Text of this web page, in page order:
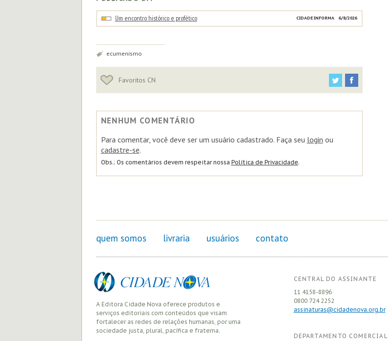
Um encontro histórico e profético CIDADE INFORMA 6/8/2026
Tags:ecumenismo
Favoritos CN
NENHUM COMENTÁRIO
Para comentar, você deve ser um usuário cadastrado. Faça seu login ou
cadastre-se.
Obs.: Os comentários devem respeitar nossa Política de Privacidade.
quem somos livraria usuários contato
A Editora Cidade Nova oferece produtos e
serviços editoriais com conteúdos que visam
fortalecer as redes de relações humanas, por uma
sociedade justa, plural, pacífica e fraterna.
CENTRAL DO ASSINANTE
11 4158-8896
0800 724 2252
assinaturas@cidadenova.org.br
DEPARTAMENTO COMERCIAL